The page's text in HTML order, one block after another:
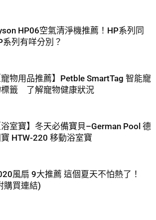
HP06空氣清淨機推薦！HP系列同
系列有咩分別？
寵物用品推薦】Petble SmartTag 智能寵
籤 了解寵物健康狀況
浴室寶】冬天必備寶貝–German Pool 德
寶 HTW-220 移動浴室寶
風扇 9大推薦 這個夏天不怕熱了！
購買連結)